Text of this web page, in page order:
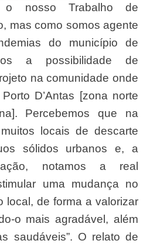
o nosso Trabalho de
mas como somos agente
do município de
a possibilidade de
na comunidade onde
D’Antas [zona norte
Percebemos que na
locais de descarte
sólidos urbanos e, a
notamos a real
uma mudança no
local, de forma a valorizar
o mais agradável, além
saudáveis”. O relato de